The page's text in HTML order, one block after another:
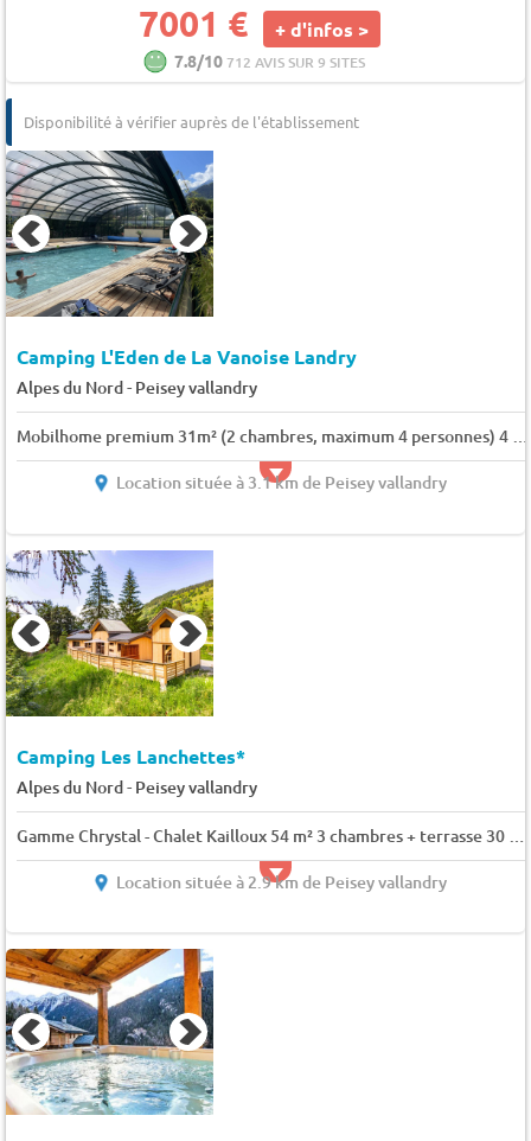
7001 € + d'infos >
7.8/10712 AVIS SUR 9 SITES
Disponibilité à vérifier auprès de l'établissement
Camping L'Eden de La Vanoise Landry
Alpes du Nord- Peisey vallandry
Mobilhome premium 31m² (2 chambres, maximum 4 personnes) 4 pers.
Location située à 3.1 km de Peisey vallandry
Camping Les Lanchettes*
Alpes du Nord- Peisey vallandry
Gamme Chrystal - Chalet Kailloux 54 m² 3 chambres + terrasse 30 m² 6 pers.
Location située à 2.9 km de Peisey vallandry